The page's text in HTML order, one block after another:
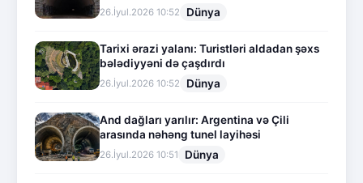
26.İyul.2026 10:52 Dünya
Tarixi ərazi yalanı: Turistləri aldadan şəxs
bələdiyyəni də çaşdırdı
26.İyul.2026 10:52 Dünya
And dağları yarılır: Argentina və Çili
arasında nəhəng tunel layihəsi
26.İyul.2026 10:51 Dünya